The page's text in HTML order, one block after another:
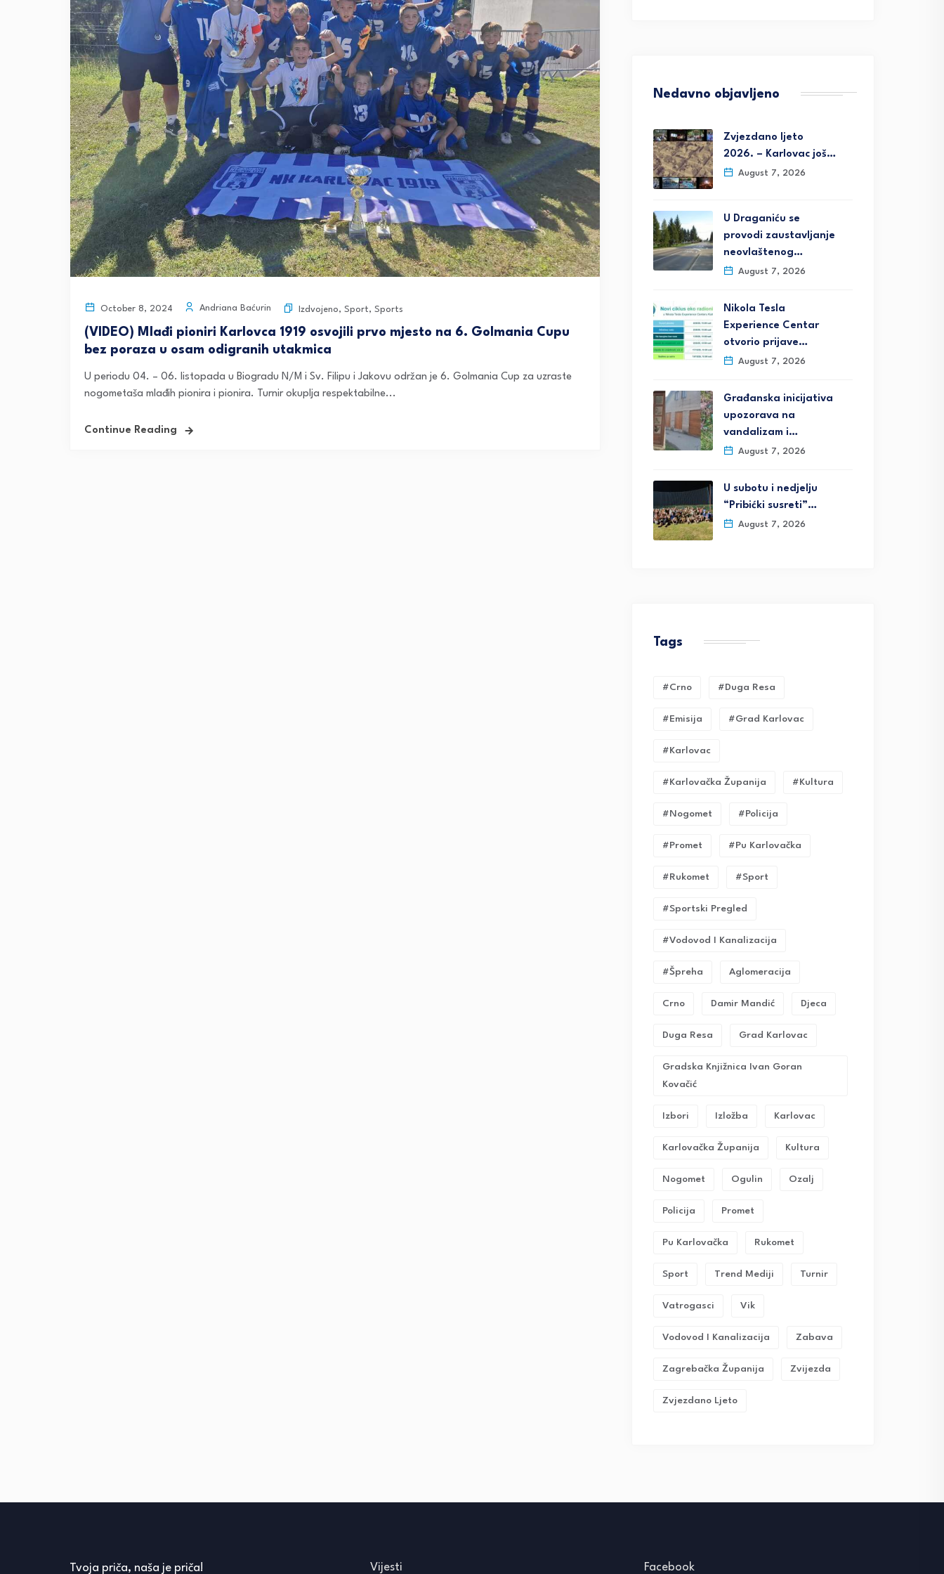
October 8, 2024 Andriana Baćurin Izdvojeno, Sport, Sports
(VIDEO) Mlađi pioniri Karlovca 1919 osvojili prvo mjesto na 6. Golmania Cupu
bez poraza u osam odigranih utakmica
U periodu 04. – 06. listopada u Biogradu N/M i Sv. Filipu i Jakovu održan je 6. Golmania Cup za uzraste
nogometaša mlađih pionira i pionira. Turnir okuplja respektabilne...
Continue Reading
Nedavno objavljeno
Zvjezdano ljeto
2026. – Karlovac još…
August 7, 2026
U Draganiću se
provodi zaustavljanje
neovlaštenog…
August 7, 2026
Nikola Tesla
Experience Centar
otvorio prijave…
August 7, 2026
Građanska inicijativa
upozorava na
vandalizam i…
August 7, 2026
U subotu i nedjelju
“Pribićki susreti”…
August 7, 2026
Tags
#crno #duga Resa
#emisija #grad Karlovac
#karlovac
#karlovačka Županija #kultura
#nogomet #policija
#promet #pu Karlovačka
#rukomet #sport
#sportski Pregled
#vodovod I Kanalizacija
#Špreha Aglomeracija
Crno Damir Mandić Djeca
Duga Resa Grad Karlovac
Gradska Knjižnica Ivan Goran
Kovačić
Izbori Izložba Karlovac
Karlovačka Županija Kultura
Nogomet Ogulin Ozalj
Policija Promet
Pu Karlovačka Rukomet
Sport Trend Mediji Turnir
Vatrogasci Vik
Vodovod I Kanalizacija Zabava
Zagrebačka Županija Zvijezda
Zvjezdano Ljeto
Tvoja priča, naša je priča! Vijesti Facebook